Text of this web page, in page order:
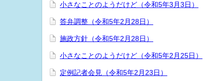
小さなことのようだけど（令和5年3月3日）
答弁調整（令和5年2月28日）
施政方針（令和5年2月28日）
小さなことのようだけど（令和5年2月25日）
定例記者会見（令和5年2月23日）